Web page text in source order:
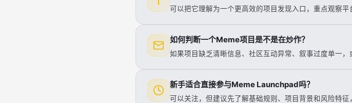
可以把它理解为一个更高效的项目发现入口，重点观察
如何判断一个Meme项目是不是在炒作？
如果项目缺乏清晰信息、社区互动异常、叙事过度单一
新手适合直接参与Meme Launchpad吗？
可以关注，但建议先了解基础规则、项目背景和风险特征